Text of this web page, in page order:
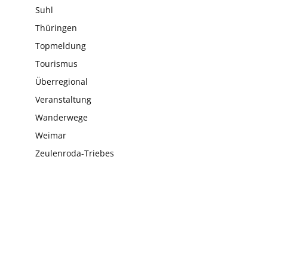
Suhl
Thüringen
Topmeldung
Tourismus
Überregional
Veranstaltung
Wanderwege
Weimar
Zeulenroda-Triebes